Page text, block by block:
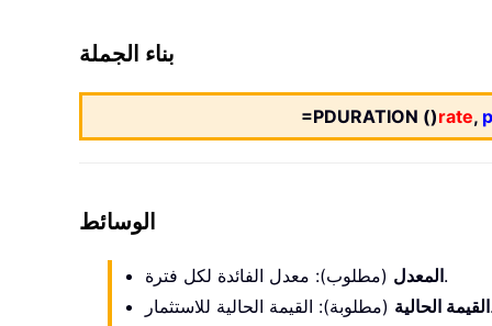
بناء الجملة
=PDURATION ()rate,
الوسائط
المعدل(مطلوب): معدل الفائدة لكل فترة.
القيمة الحاليةللاستثمار.